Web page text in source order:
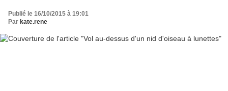
Publié le 16/10/2015 à 19:01
Par kate.rene